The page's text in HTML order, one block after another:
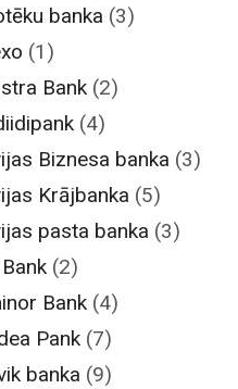
banka (3)
(1)
Bank (2)
(4)
Biznesa banka (3)
Krājbanka (5)
pasta banka (3)
(2)
Bank (4)
Pank (7)
banka (9)